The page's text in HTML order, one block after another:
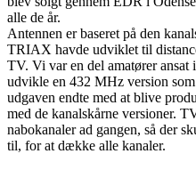
alle de år.
Antennen er baseret på den
TRIAX havde udviklet til
TV. Vi var en del amatører ansat
udvikle en 432 MHz version
udgaven endte med at blive
med de kanalskårne versioner.
nabokanaler ad gangen, så der
til, for at dække alle kanaler.